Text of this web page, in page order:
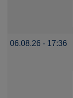
06.08.26 - 17:36